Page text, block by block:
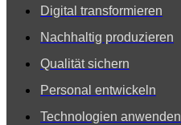
Digital transformieren
Nachhaltig produzieren
Qualität sichern
Personal entwickeln
Technologien anwenden